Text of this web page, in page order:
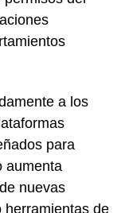
a los
para
aumenta
nuevas
herramientas de